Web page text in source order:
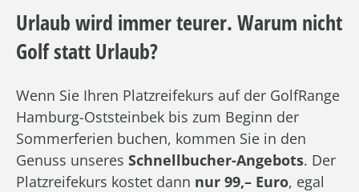
Urlaub wird immer teurer. Warum nicht
Golf statt Urlaub?
Wenn Sie Ihren Platzreifekurs auf der GolfRange
Hamburg-Oststeinbek bis zum Beginn der
Sommerferien buchen, kommen Sie in den
Genuss unseres Schnellbucher-Angebots. Der
Platzreifekurs kostet dann nur 99,– Euro, egal